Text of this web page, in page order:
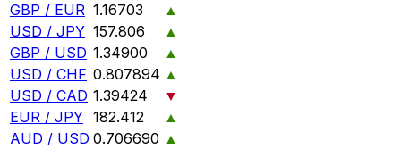
GBP / EUR 1.16703
▲
USD / JPY 157.806
▲
GBP / USD 1.34900
▲
USD / CHF 0.807894 ▲
USD / CAD 1.39424
▼
EUR / JPY 182.412
▲
AUD / USD 0.706690 ▲